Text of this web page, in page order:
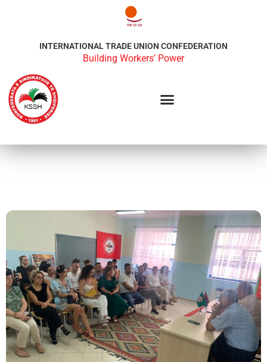
INTERNATIONAL TRADE UNION CONFEDERATION
Building Workers’ Power